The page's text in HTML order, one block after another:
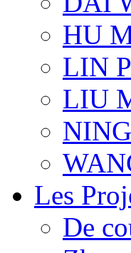
HU
LIN
LIU
Les
De